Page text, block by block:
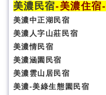
美濃民宿-美濃住宿-
美濃中正湖民宿
美濃人字山莊民宿
美濃情民宿
美濃涵園民宿
美濃雲山居民宿
美濃-美綠生態園民宿